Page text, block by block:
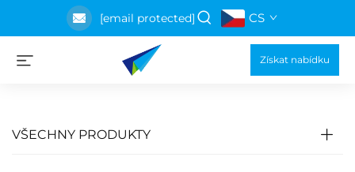
[email protected] CS
Získat nabídku
VŠECHNY PRODUKTY